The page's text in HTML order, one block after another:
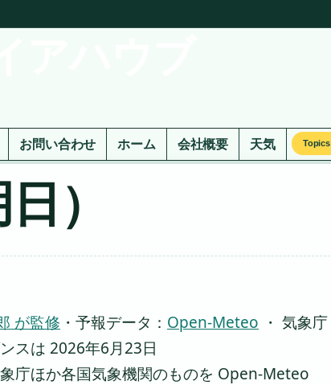
お問い合わせ ホーム 会社概要 天気 Topics
）
が監修 ・ 予報データ： Open-Meteo ・ 気象庁
スは 2026年6月23日
庁ほか各国気象機関のものを Open-Meteo